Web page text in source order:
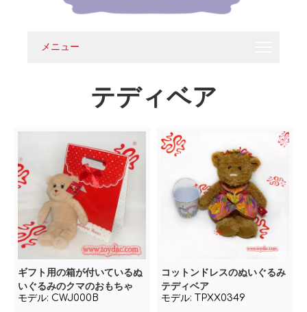
メニュー
テディベア
ギフト用の箱が付いているぬ
いぐるみのクマのおもちゃ
モデル: CWJ000B
コットンドレスのぬいぐるみ
テディベア
モデル: TPXX0349